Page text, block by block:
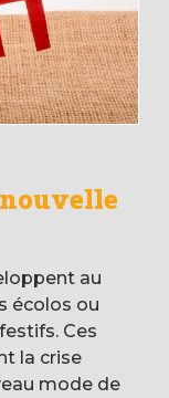
au
écolos ou
Ces
la crise
mode de